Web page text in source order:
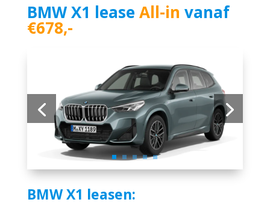
BMW X1 lease All-in vanaf
€678,-
BMW X1 leasen: